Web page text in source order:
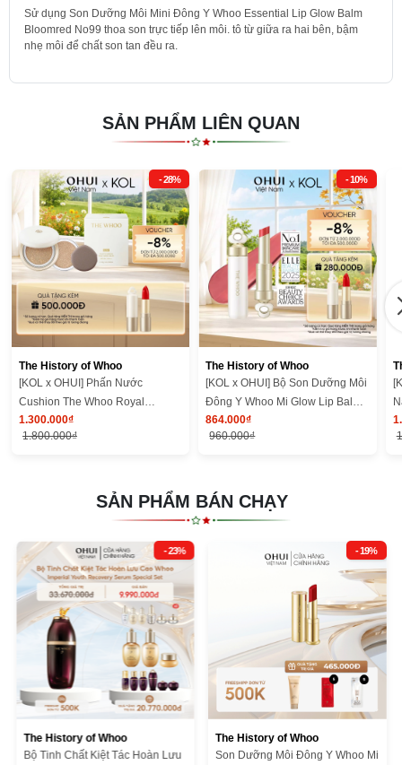
Sử dụng Son Dưỡng Môi Mini Đông Y Whoo Essential Lip Glow Balm
Bloomred No99 thoa son trực tiếp lên môi. tô từ giữa ra hai bên, bậm
nhẹ môi để chất son tan đều ra.
SẢN PHẨM LIÊN QUAN
- 28%
The History of Whoo
[KOL x OHUI] Phấn Nước
Cushion The Whoo Royal
Complexion Glow
1.300.000₫
1.800.000₫
- 10%
The History of Whoo
[KOL x OHUI] Bộ Son Dưỡng Môi
Đông Y Whoo Mi Glow Lip Balm
Set Bloom Red
864.000₫
960.000₫
SẢN PHẨM BÁN CHẠY
- 23%
The History of Whoo
Bộ Tinh Chất Kiệt Tác Hoàn Lưu
- 19%
The History of Whoo
Son Dưỡng Môi Đông Y Whoo Mi